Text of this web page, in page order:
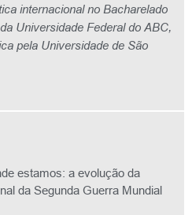
internacional no Bacharelado
Universidade Federal do ABC,
pela Universidade de São
estamos: a evolução da
da Segunda Guerra Mundial